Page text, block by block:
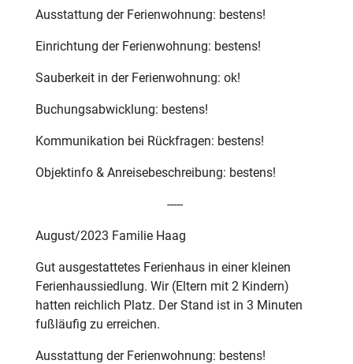
Ausstattung der Ferienwohnung: bestens!
Einrichtung der Ferienwohnung: bestens!
Sauberkeit in der Ferienwohnung: ok!
Buchungsabwicklung: bestens!
Kommunikation bei Rückfragen: bestens!
Objektinfo & Anreisebeschreibung: bestens!
-----
August/2023 Familie Haag
Gut ausgestattetes Ferienhaus in einer kleinen
Ferienhaussiedlung. Wir (Eltern mit 2 Kindern)
hatten reichlich Platz. Der Stand ist in 3 Minuten
fußläufig zu erreichen.
Ausstattung der Ferienwohnung: bestens!